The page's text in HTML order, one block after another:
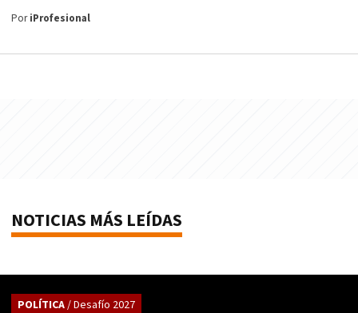
PoriProfesional
NOTICIAS MÁS LEÍDAS
POLÍTICA/ Desafío 2027